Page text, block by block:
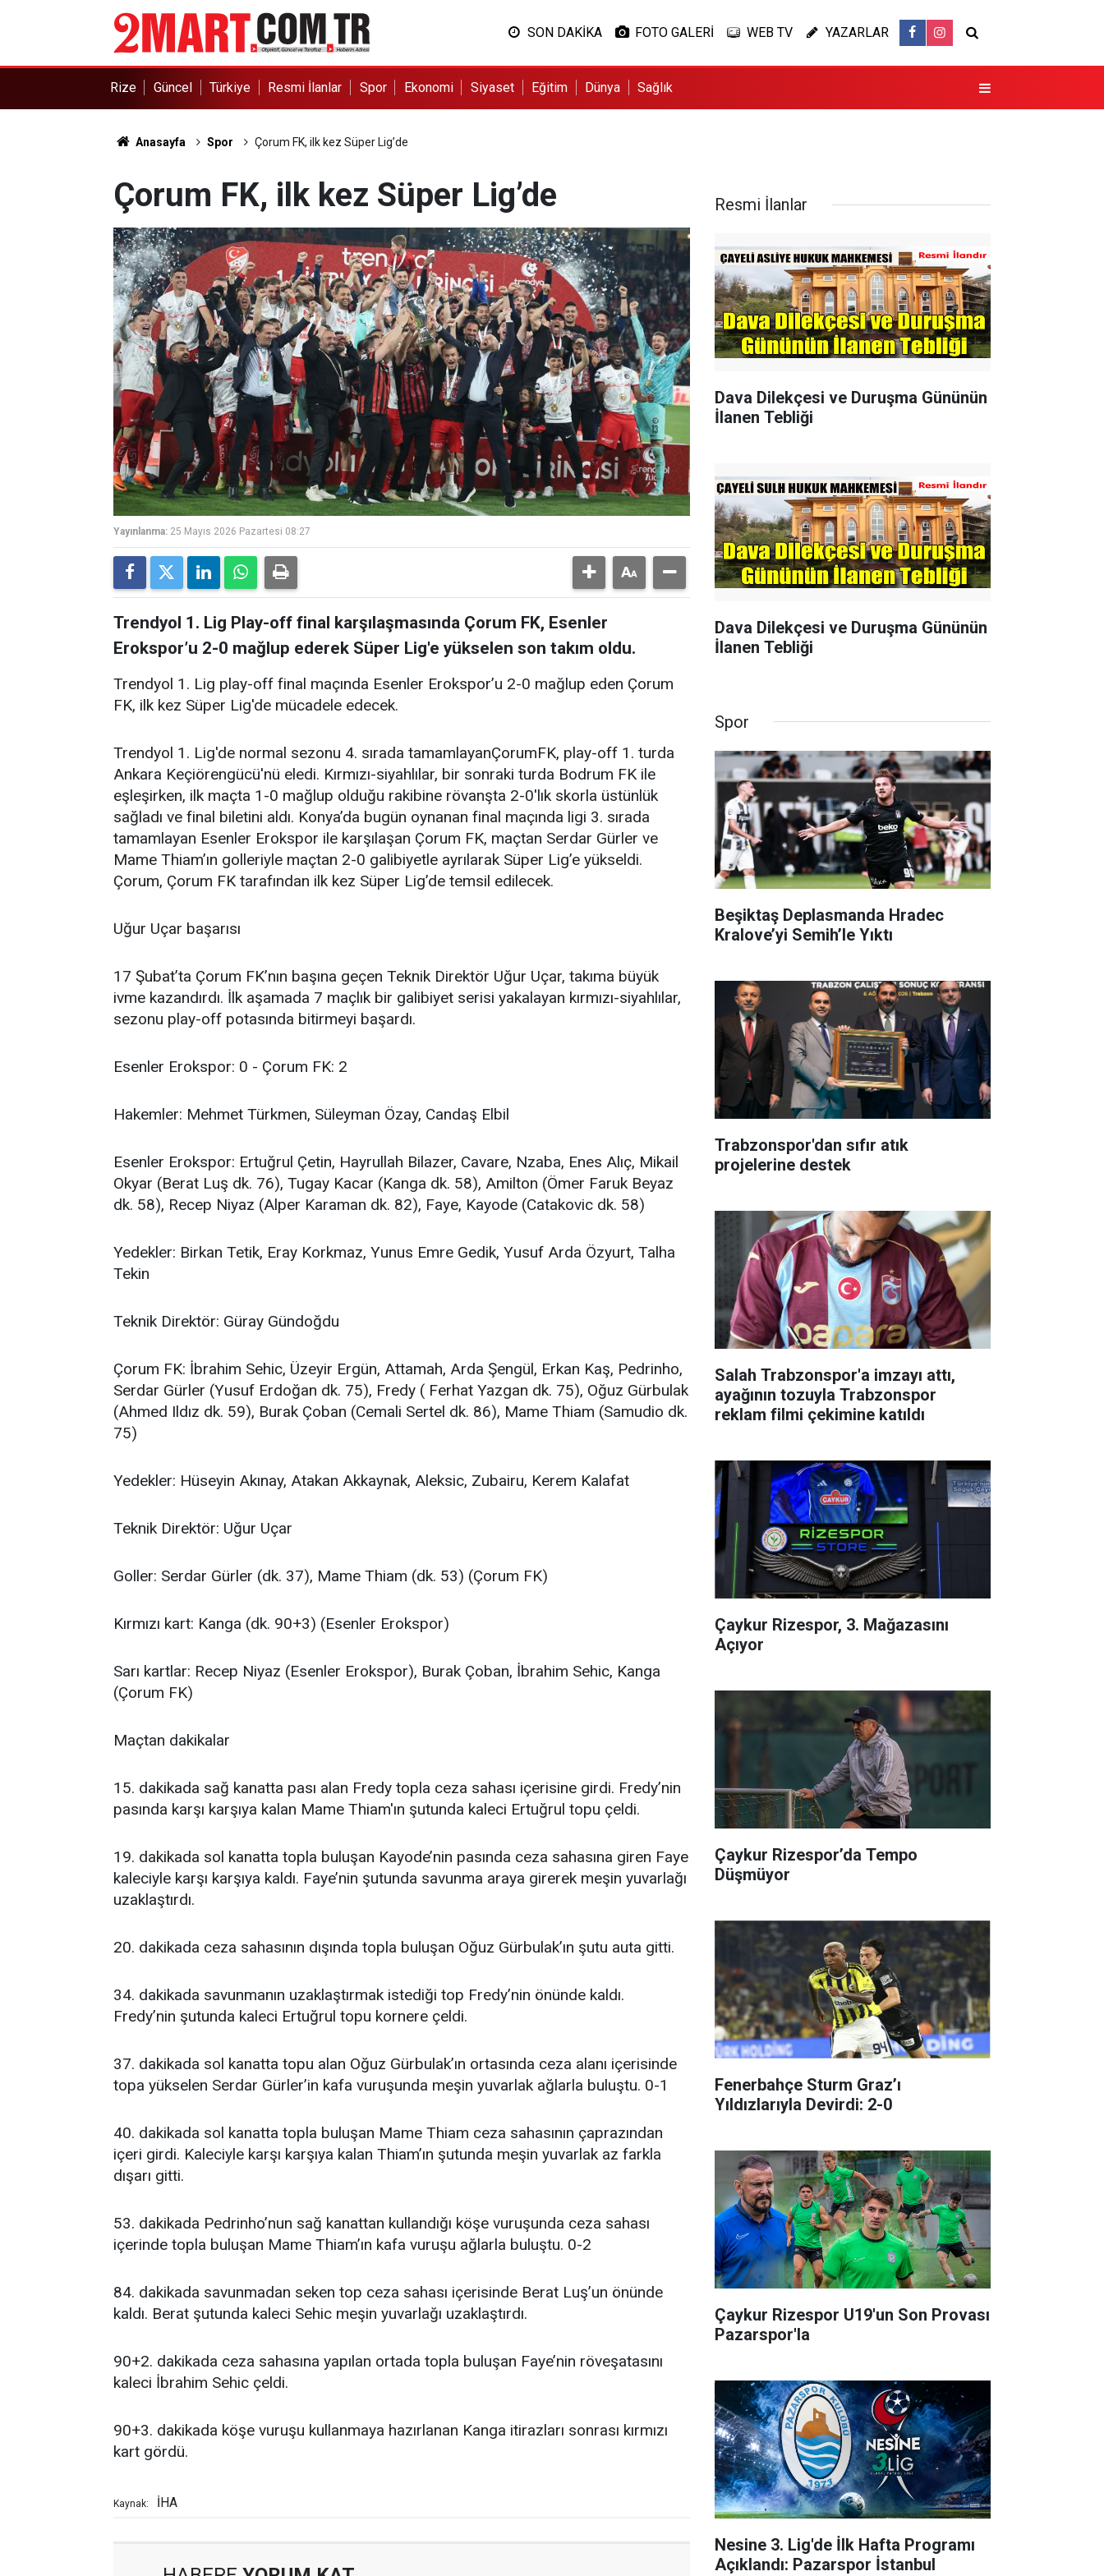
SON DAKİKA FOTO GALERİ WEB TV YAZARLAR
Rize Güncel Türkiye Resmi İlanlar Spor Ekonomi Siyaset Eğitim Dünya Sağlık
Anasayfa Spor Çorum FK, ilk kez Süper Lig’de
Çorum FK, ilk kez Süper Lig’de
Yayınlanma: 25 Mayıs 2026 Pazartesi 08:27
Trendyol 1. Lig Play-off final karşılaşmasında Çorum FK, Esenler
Erokspor’u 2-0 mağlup ederek Süper Lig'e yükselen son takım oldu.
Trendyol 1. Lig play-off final maçında Esenler Erokspor’u 2-0 mağlup eden Çorum
FK, ilk kez Süper Lig'de mücadele edecek.
Trendyol 1. Lig'de normal sezonu 4. sırada tamamlayanÇorumFK, play-off 1. turda
Ankara Keçiörengücü'nü eledi. Kırmızı-siyahlılar, bir sonraki turda Bodrum FK ile
eşleşirken, ilk maçta 1-0 mağlup olduğu rakibine rövanşta 2-0'lık skorla üstünlük
sağladı ve final biletini aldı. Konya’da bugün oynanan final maçında ligi 3. sırada
tamamlayan Esenler Erokspor ile karşılaşan Çorum FK, maçtan Serdar Gürler ve
Mame Thiam’ın golleriyle maçtan 2-0 galibiyetle ayrılarak Süper Lig’e yükseldi.
Çorum, Çorum FK tarafından ilk kez Süper Lig’de temsil edilecek.
Uğur Uçar başarısı
17 Şubat’ta Çorum FK’nın başına geçen Teknik Direktör Uğur Uçar, takıma büyük
ivme kazandırdı. İlk aşamada 7 maçlık bir galibiyet serisi yakalayan kırmızı-siyahlılar,
sezonu play-off potasında bitirmeyi başardı.
Esenler Erokspor: 0 - Çorum FK: 2
Hakemler: Mehmet Türkmen, Süleyman Özay, Candaş Elbil
Esenler Erokspor: Ertuğrul Çetin, Hayrullah Bilazer, Cavare, Nzaba, Enes Alıç, Mikail
Okyar (Berat Luş dk. 76), Tugay Kacar (Kanga dk. 58), Amilton (Ömer Faruk Beyaz
dk. 58), Recep Niyaz (Alper Karaman dk. 82), Faye, Kayode (Catakovic dk. 58)
Yedekler: Birkan Tetik, Eray Korkmaz, Yunus Emre Gedik, Yusuf Arda Özyurt, Talha
Tekin
Teknik Direktör: Güray Gündoğdu
Çorum FK: İbrahim Sehic, Üzeyir Ergün, Attamah, Arda Şengül, Erkan Kaş, Pedrinho,
Serdar Gürler (Yusuf Erdoğan dk. 75), Fredy ( Ferhat Yazgan dk. 75), Oğuz Gürbulak
(Ahmed Ildız dk. 59), Burak Çoban (Cemali Sertel dk. 86), Mame Thiam (Samudio dk.
75)
Yedekler: Hüseyin Akınay, Atakan Akkaynak, Aleksic, Zubairu, Kerem Kalafat
Teknik Direktör: Uğur Uçar
Goller: Serdar Gürler (dk. 37), Mame Thiam (dk. 53) (Çorum FK)
Kırmızı kart: Kanga (dk. 90+3) (Esenler Erokspor)
Sarı kartlar: Recep Niyaz (Esenler Erokspor), Burak Çoban, İbrahim Sehic, Kanga
(Çorum FK)
Maçtan dakikalar
15. dakikada sağ kanatta pası alan Fredy topla ceza sahası içerisine girdi. Fredy’nin
pasında karşı karşıya kalan Mame Thiam'ın şutunda kaleci Ertuğrul topu çeldi.
19. dakikada sol kanatta topla buluşan Kayode’nin pasında ceza sahasına giren Faye
kaleciyle karşı karşıya kaldı. Faye’nin şutunda savunma araya girerek meşin yuvarlağı
uzaklaştırdı.
20. dakikada ceza sahasının dışında topla buluşan Oğuz Gürbulak’ın şutu auta gitti.
34. dakikada savunmanın uzaklaştırmak istediği top Fredy’nin önünde kaldı.
Fredy’nin şutunda kaleci Ertuğrul topu kornere çeldi.
37. dakikada sol kanatta topu alan Oğuz Gürbulak’ın ortasında ceza alanı içerisinde
topa yükselen Serdar Gürler’in kafa vuruşunda meşin yuvarlak ağlarla buluştu. 0-1
40. dakikada sol kanatta topla buluşan Mame Thiam ceza sahasının çaprazından
içeri girdi. Kaleciyle karşı karşıya kalan Thiam’ın şutunda meşin yuvarlak az farkla
dışarı gitti.
53. dakikada Pedrinho’nun sağ kanattan kullandığı köşe vuruşunda ceza sahası
içerinde topla buluşan Mame Thiam’ın kafa vuruşu ağlarla buluştu. 0-2
84. dakikada savunmadan seken top ceza sahası içerisinde Berat Luş’un önünde
kaldı. Berat şutunda kaleci Sehic meşin yuvarlağı uzaklaştırdı.
90+2. dakikada ceza sahasına yapılan ortada topla buluşan Faye’nin röveşatasını
kaleci İbrahim Sehic çeldi.
90+3. dakikada köşe vuruşu kullanmaya hazırlanan Kanga itirazları sonrası kırmızı
kart gördü.
Kaynak: İHA
Resmi İlanlar
Dava Dilekçesi ve Duruşma Gününün
İlanen Tebliği
Dava Dilekçesi ve Duruşma Gününün
İlanen Tebliği
Spor
Beşiktaş Deplasmanda Hradec
Kralove’yi Semih’le Yıktı
Trabzonspor'dan sıfır atık
projelerine destek
Salah Trabzonspor'a imzayı attı,
ayağının tozuyla Trabzonspor
reklam filmi çekimine katıldı
Çaykur Rizespor, 3. Mağazasını
Açıyor
Çaykur Rizespor’da Tempo
Düşmüyor
Fenerbahçe Sturm Graz’ı
Yıldızlarıyla Devirdi: 2-0
Çaykur Rizespor U19'un Son Provası
Pazarspor'la
Nesine 3. Lig'de İlk Hafta Programı
Açıklandı: Pazarspor İstanbul